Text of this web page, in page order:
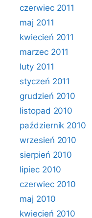
czerwiec 2011
maj 2011
kwiecień 2011
marzec 2011
luty 2011
styczeń 2011
grudzień 2010
listopad 2010
październik 2010
wrzesień 2010
sierpień 2010
lipiec 2010
czerwiec 2010
maj 2010
kwiecień 2010